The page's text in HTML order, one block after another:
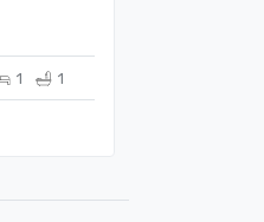
1 1